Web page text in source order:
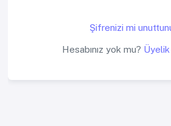
Şifrenizi mi
Hesabınız yok mu?